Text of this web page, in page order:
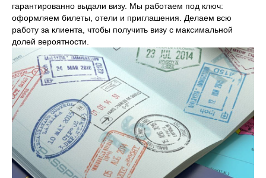
гарантированно выдали визу. Мы работаем под ключ:
оформляем билеты, отели и приглашения. Делаем всю
работу за клиента, чтобы получить визу с максимальной
долей вероятности.